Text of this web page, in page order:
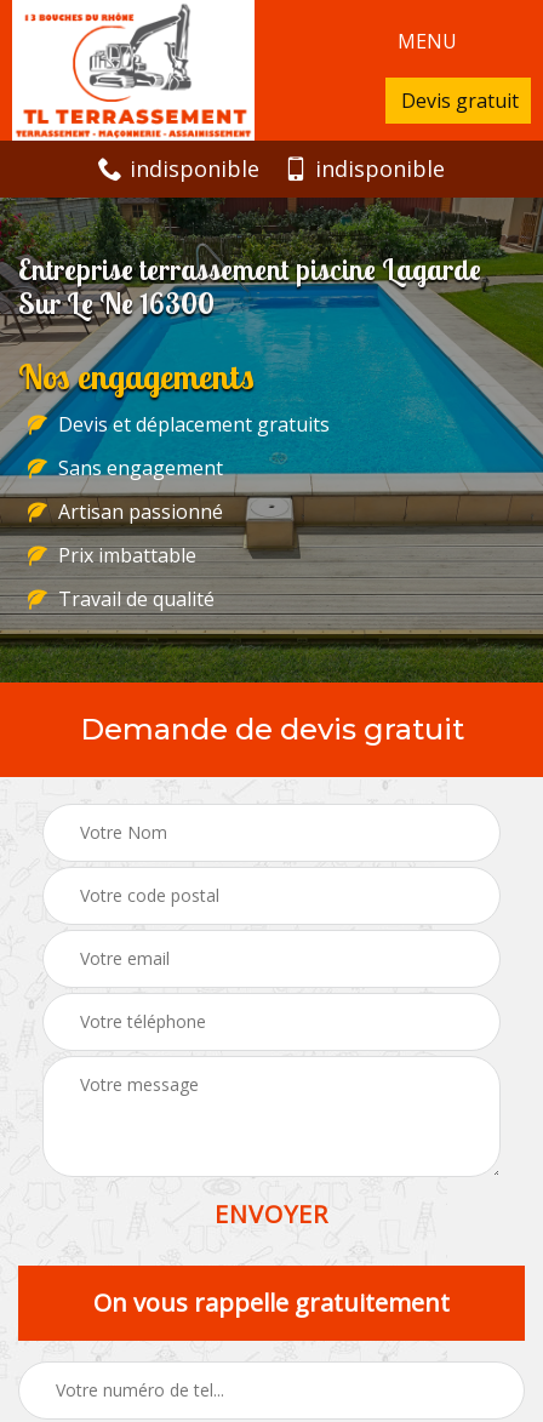
MENU
Devis gratuit
indisponible indisponible
Entreprise terrassement piscine Lagarde
Sur Le Ne 16300
Nos engagements
Devis et déplacement gratuits
Sans engagement
Artisan passionné
Prix imbattable
Travail de qualité
Demande de devis gratuit
On vous rappelle gratuitement